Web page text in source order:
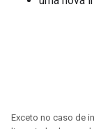
Exceto no caso de